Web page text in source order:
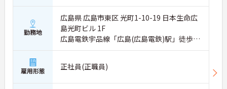
勤務地
広島県 広島市東区 光町1-10-19 日本生命広
島光町ビル 1F
広島電鉄宇品線「広島(広島電鉄)駅」徒歩5
分
雇用形態 正社員(正職員)